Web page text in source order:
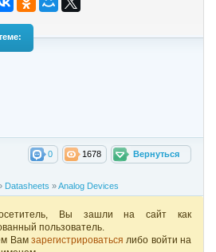
Вернуться
1678
0
Datasheets »Analog Devices
Вы зашли на сайт как
пользователь.
Вам зарегистрироватьсялибо войти на